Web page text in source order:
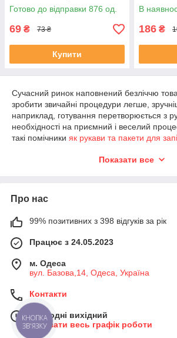
Готово до відправки 876 од.
69 ₴ 73 ₴
Купити
В
186 ₴
Сучасний ринок наповнений безліччю
зробити звичайні процедури легше,
наприклад, готування перетворюється з
необхідності на приємний і веселий
такі помічники як рукави та пакети для
сил та часу з вашого боку будуть
нашому магазині
якістю та приємною ціною. Придбавши їх,
експериментувати зі звичними продуктами
кулінарні шедеври і в духовці, і в
мультиварці. Результат вразить усіх
своєю соковитістю та м'якістю. А головне
набагато корисніше і смачніше, ніж
товари особливо сподобаються
Рукави для запікання дозволяють готувати
олії та інших допоміжних засобів та
продукти від сухості. Ще одним
відсутність безлічі брудного, жирного
Показати все
Про нас
99% позитивних з 398 відгуків за рік
Працює з 24.05.2023
м. Одеса
вул. Базова,14, Одеса, Україна
Контакти
Сьогодні вихідний
Показати весь графік роботи
КНОПКА
ЗВ'ЯЗКУ